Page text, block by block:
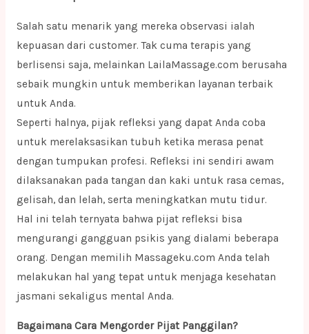
Salah satu menarik yang mereka observasi ialah
kepuasan dari customer. Tak cuma terapis yang
berlisensi saja, melainkan LailaMassage.com berusaha
sebaik mungkin untuk memberikan layanan terbaik
untuk Anda.
Seperti halnya, pijak refleksi yang dapat Anda coba
untuk merelaksasikan tubuh ketika merasa penat
dengan tumpukan profesi. Refleksi ini sendiri awam
dilaksanakan pada tangan dan kaki untuk rasa cemas,
gelisah, dan lelah, serta meningkatkan mutu tidur.
Hal ini telah ternyata bahwa pijat refleksi bisa
mengurangi gangguan psikis yang dialami beberapa
orang. Dengan memilih Massageku.com Anda telah
melakukan hal yang tepat untuk menjaga kesehatan
jasmani sekaligus mental Anda.
Bagaimana Cara Mengorder Pijat Panggilan?